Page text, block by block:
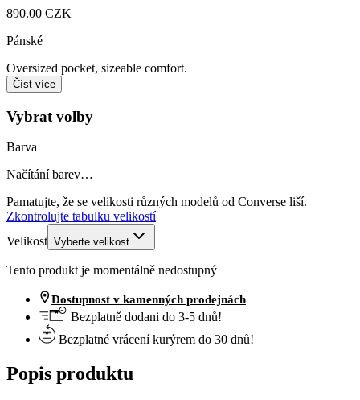
890.00 CZK
Pánské
Oversized pocket, sizeable comfort.
Číst více
Vybrat volby
Barva
Načítání barev…
Pamatujte, že se velikosti různých modelů od Converse liší.
Zkontrolujte tabulku velikostí
Velikost Vyberte velikost
Tento produkt je momentálně nedostupný
Dostupnost v kamenných prodejnách
Bezplatně dodani do 3-5 dnů!
Bezplatné vrácení kurýrem do 30 dnů!
Popis produktu